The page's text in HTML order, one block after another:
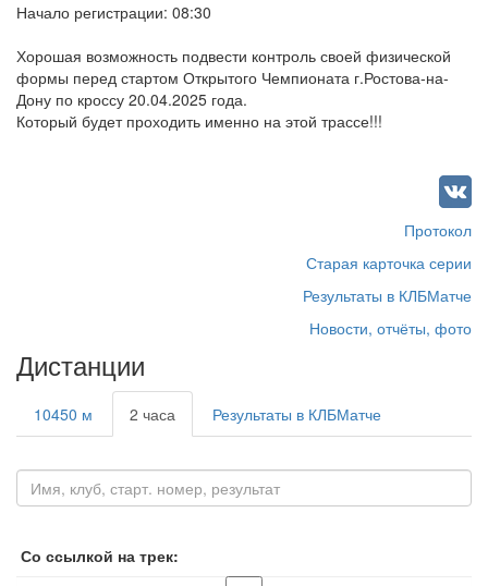
Начало регистрации: 08:30
Хорошая возможность подвести контроль своей физической
формы перед стартом Открытого Чемпионата г.Ростова-на-
Дону по кроссу 20.04.2025 года.
Который будет проходить именно на этой трассе!!!
Протокол
Старая карточка серии
Результаты в КЛБМатче
Новости, отчёты, фото
Дистанции
10450 м 2 часа Результаты в КЛБМатче
Со ссылкой на трек: